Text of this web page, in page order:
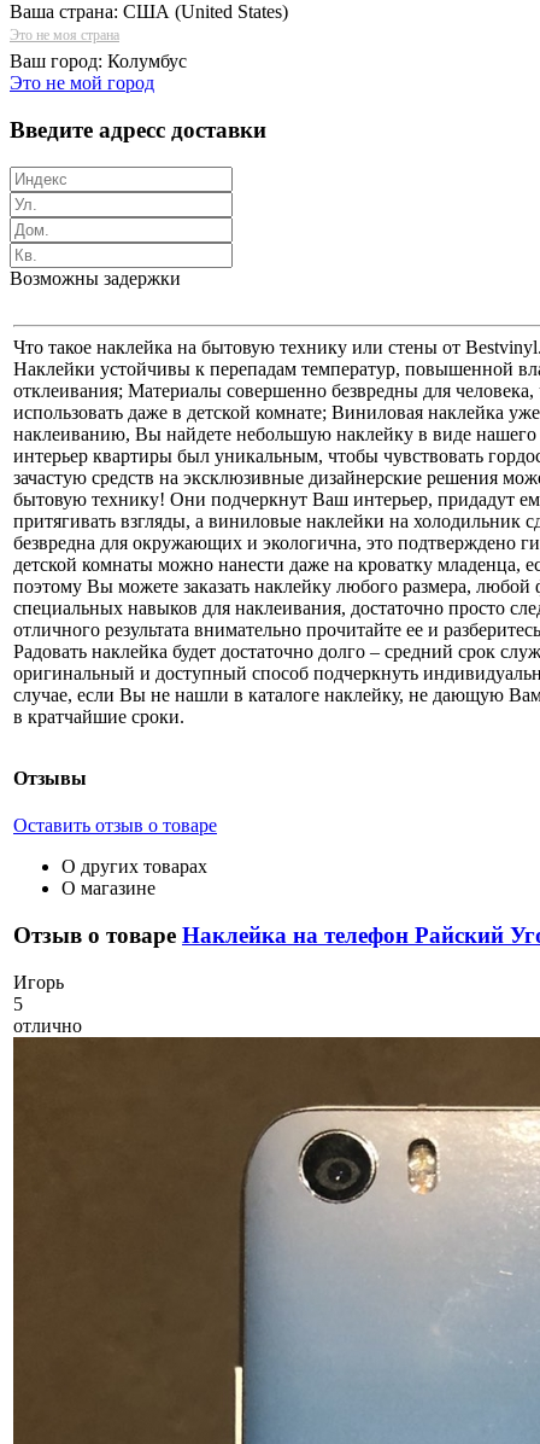
Ваша страна: США (United States)
Это не моя страна
Ваш город: Колумбус
Это не мой город
Введите адресс доставки
Возможны задержки
Что такое наклейка на бытовую технику или стены от
Наклейки устойчивы к перепадам температур, повышенной
отклеивания; Материалы совершенно безвредны для
использовать даже в детской комнате; Виниловая наклейка
наклеиванию, Вы найдете небольшую наклейку в виде нашего
интерьер квартиры был уникальным, чтобы чувствовать
зачастую средств на эксклюзивные дизайнерские решения
бытовую технику! Они подчеркнут Ваш интерьер, придадут
притягивать взгляды, а виниловые наклейки на
безвредна для окружающих и экологична, это подтверждено
детской комнаты можно нанести даже на кроватку младенца,
поэтому Вы можете заказать наклейку любого размера,
специальных навыков для наклеивания, достаточно просто
отличного результата внимательно прочитайте ее и
Радовать наклейка будет достаточно долго – средний срок
оригинальный и доступный способ подчеркнуть
случае, если Вы не нашли в каталоге наклейку, не дающую
в кратчайшие сроки.
Отзывы
Оставить отзыв о товаре
О других товарах
О магазине
Отзыв о товаре Наклейка на телефон Райский
Игорь
5
отлично